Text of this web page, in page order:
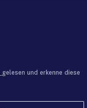
gelesen und erkenne diese